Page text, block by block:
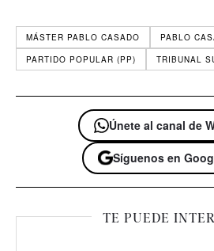
MÁSTER PABLO CASADO
PABLO
PARTIDO POPULAR (PP)
TRIBUNAL
Únete al canal de
Síguenos en
TE PUEDE